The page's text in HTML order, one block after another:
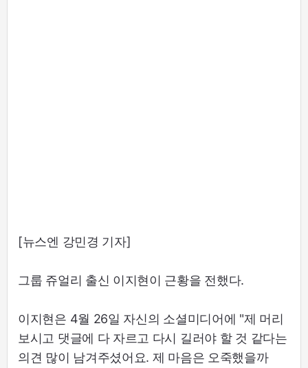
[뉴스엔 강민경 기자]
그룹 쥬얼리 출신 이지현이 근황을 전했다.
이지현은 4월 26일 자신의 소셜미디어에 "제 머리
보시고 댓글에 다 자르고 다시 길러야 할 것 같다는
의견 많이 남겨주셨어요. 제 마음은 오죽했을까